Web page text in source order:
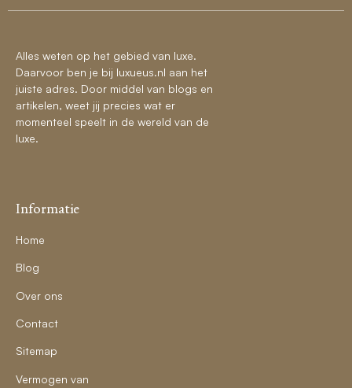
Alles weten op het gebied van luxe.
Daarvoor ben je bij luxueus.nl aan het
juiste adres. Door middel van blogs en
artikelen, weet jij precies wat er
momenteel speelt in de wereld van de
luxe.
Informatie
Home
Blog
Over ons
Contact
Sitemap
Vermogen van